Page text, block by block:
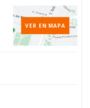
VER EN MAPA